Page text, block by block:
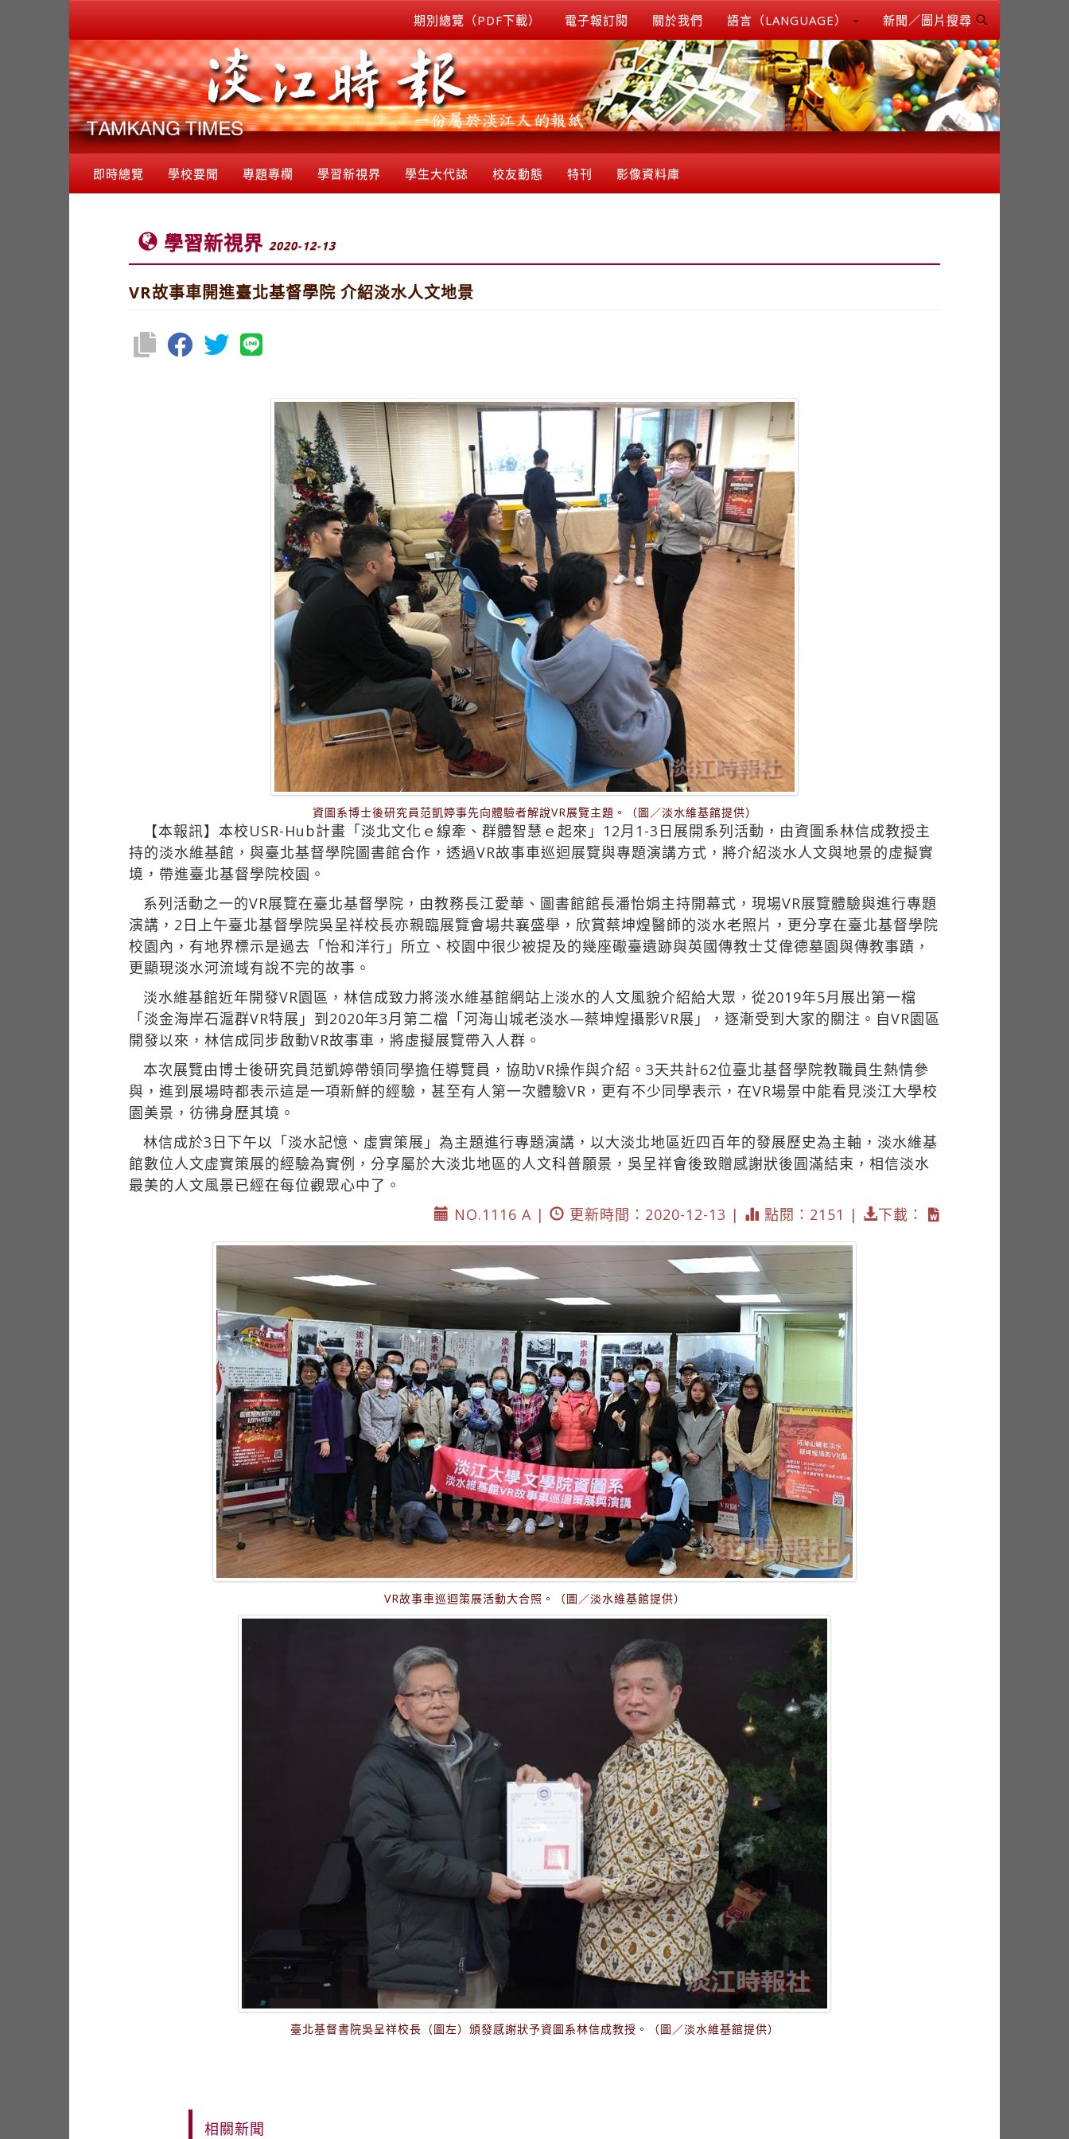
期別總覽（PDF下載） 電子報訂閱 關於我們 語言（LANGUAGE） 新聞／圖片搜尋
即時總覽 學校要聞 專題專欄 學習新視界 學生大代誌 校友動態 特刊 影像資料庫
學習新視界 2020-12-13
VR故事車開進臺北基督學院 介紹淡水人文地景
資圖系博士後研究員范凱婷事先向體驗者解說VR展覽主題。（圖／淡水維基館提供）
【本報訊】本校USR-Hub計畫「淡北文化ｅ線牽、群體智慧ｅ起來」12月1-3日展開系列活動，由資圖系林信成教授主
持的淡水維基館，與臺北基督學院圖書館合作，透過VR故事車巡迴展覽與專題演講方式，將介紹淡水人文與地景的虛擬實
境，帶進臺北基督學院校園。
系列活動之一的VR展覽在臺北基督學院，由教務長江愛華、圖書館館長潘怡娟主持開幕式，現場VR展覽體驗與進行專題
演講，2日上午臺北基督學院吳呈祥校長亦親臨展覽會場共襄盛舉，欣賞蔡坤煌醫師的淡水老照片，更分享在臺北基督學院
校園內，有地界標示是過去「怡和洋行」所立、校園中很少被提及的幾座礮臺遺跡與英國傳教士艾偉德墓園與傳教事蹟，
更顯現淡水河流域有說不完的故事。
淡水維基館近年開發VR園區，林信成致力將淡水維基館網站上淡水的人文風貌介紹給大眾，從2019年5月展出第一檔
「淡金海岸石滬群VR特展」到2020年3月第二檔「河海山城老淡水—蔡坤煌攝影VR展」，逐漸受到大家的關注。自VR園區
開發以來，林信成同步啟動VR故事車，將虛擬展覽帶入人群。
本次展覽由博士後研究員范凱婷帶領同學擔任導覽員，協助VR操作與介紹。3天共計62位臺北基督學院教職員生熱情參
與，進到展場時都表示這是一項新鮮的經驗，甚至有人第一次體驗VR，更有不少同學表示，在VR場景中能看見淡江大學校
園美景，彷彿身歷其境。
林信成於3日下午以「淡水記憶、虛實策展」為主題進行專題演講，以大淡北地區近四百年的發展歷史為主軸，淡水維基
館數位人文虛實策展的經驗為實例，分享屬於大淡北地區的人文科普願景，吳呈祥會後致贈感謝狀後圓滿結束，相信淡水
最美的人文風景已經在每位觀眾心中了。
NO.1116 A |
更新時間：2020-12-13 | 點閱：2151 | 下載：
VR故事車巡迴策展活動大合照。（圖／淡水維基館提供）
臺北基督書院吳呈祥校長（圖左）頒發感謝狀予資圖系林信成教授。（圖／淡水維基館提供）
相關新聞